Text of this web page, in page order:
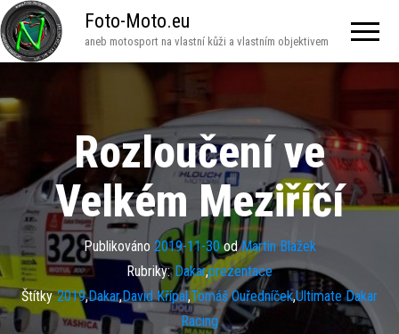
Foto-Moto.eu
aneb motosport na vlastní kůži a vlastním objektivem
Rozloučení ve
Velkém Meziříčí
Publikováno 2019-11-30odMartin Blažek
Rubriky: Dakar,prezentace
Štítky 2019,Dakar,David Křípal,Tomáš Ouředníček,Ultimate Dakar
Racing